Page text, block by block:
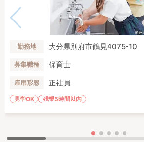
勤務地 大分県別府市鶴見4075-10
募集職種 保育士
雇用形態 正社員
見学OK 残業5時間以内